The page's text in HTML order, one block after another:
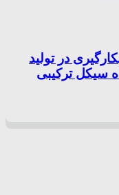
در تولید
سیکل ترکیبی